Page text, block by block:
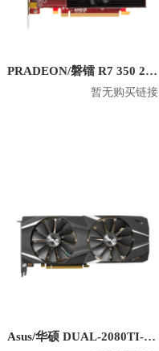
PRADEON/磐镭 R7 350 2G 6miniDP 六屏显卡
暂无购买链接
Asus/华硕 DUAL-2080TI-O11G 显卡